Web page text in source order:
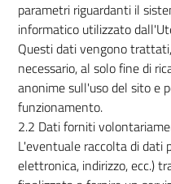
parametri riguardanti il
informatico utilizzato
Questi dati vengono
necessario, al solo fine di
anonime sull'uso del sito e
funzionamento.
2.2 Dati forniti
L'eventuale raccolta di dati
elettronica, indirizzo, ecc.)